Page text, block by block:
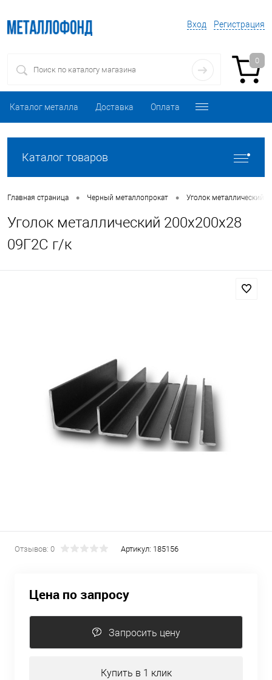
Вход Регистрация
0
Каталог металла Доставка Оплата
Каталог товаров
Главная страница • Черный металлопрокат • Уголок металлический
Уголок металлический 200х200х28
09Г2С г/к
Отзывов: 0 Артикул: 185156
Цена по запросу
Запросить цену
Купить в 1 клик